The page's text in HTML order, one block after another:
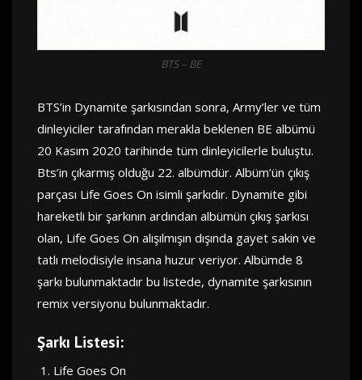
BTS – BE
BTS’in Dynamite şarkısından sonra, Army’ler ve tüm
dinleyiciler tarafından merakla beklenen BE albümü
20 Kasım 2020 tarihinde tüm dinleyicilerle buluştu.
Bts’in çıkarmış olduğu 22. albümdür. Albüm’ün çıkış
parçası Life Goes On isimli şarkıdır. Dynamite gibi
hareketli bir şarkının ardından albümün çıkış şarkısı
olan, Life Goes On alışılmışın dışında gayet sakin ve
tatlı melodisiyle insana huzur veriyor. Albümde 8
şarkı bulunmaktadır bu listede, dynamite şarkısının
remix versiyonu bulunmaktadır.
Şarkı Listesi:
Life Goes On